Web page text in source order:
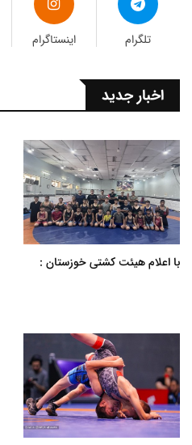
تلگرام اینستاگرام
اخبار جدید
با اعلام هیئت کشتی خوزستان :